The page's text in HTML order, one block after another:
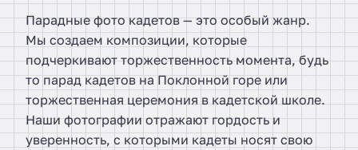
Парадные фото кадетов — это особый жанр.
Мы создаем композиции, которые
подчеркивают торжественность момента, будь
то парад кадетов на Поклонной горе или
торжественная церемония в кадетской школе.
Наши фотографии отражают гордость и
уверенность, с которыми кадеты носят свою